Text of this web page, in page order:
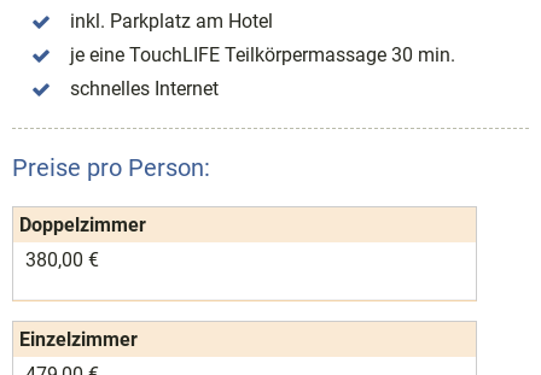
inkl. Parkplatz am Hotel
je eine TouchLIFE Teilkörpermassage 30 min.
schnelles Internet
Preise pro Person:
Doppelzimmer
380,00 €
Einzelzimmer